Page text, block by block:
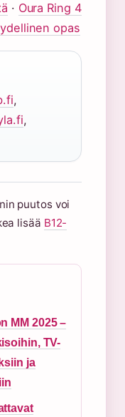
· Oura Ring 4
opas
,
,
puutos voi
lisää B12-
MM 2025 –
TV-
ja